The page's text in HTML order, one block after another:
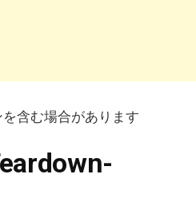
含む場合があります